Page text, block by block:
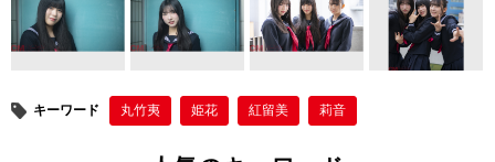
キーワード 丸竹夷 姫花 紅留美 莉音